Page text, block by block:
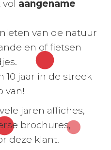
vol aangename
van de natuur
of fietsen
10 jaar in de streek
van!
jaren affiches,
brochures,
deze klant.